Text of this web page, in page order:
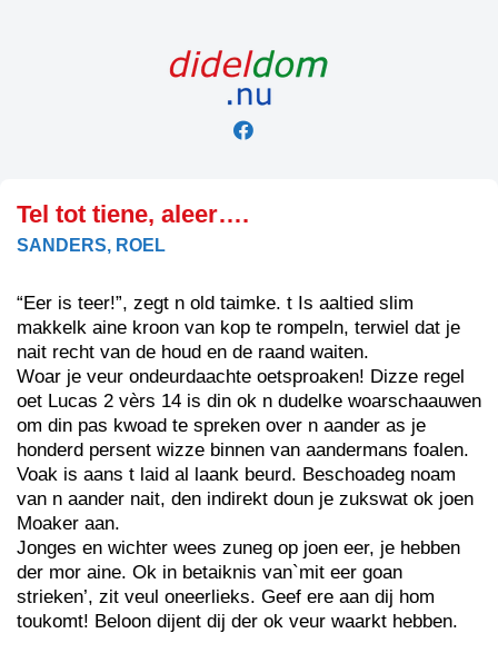
Tel tot tiene, aleer….
SANDERS, ROEL
“Eer is teer!”, zegt n old taimke. t Is aaltied slim
makkelk aine kroon van kop te rompeln, terwiel dat je
nait recht van de houd en de raand waiten.
Woar je veur ondeurdaachte oetsproaken! Dizze regel
oet Lucas 2 vèrs 14 is din ok n dudelke woarschaauwen
om din pas kwoad te spreken over n aander as je
honderd persent wizze binnen van aandermans foalen.
Voak is aans t laid al laank beurd. Beschoadeg noam
van n aander nait, den indirekt doun je zukswat ok joen
Moaker aan.
Jonges en wichter wees zuneg op joen eer, je hebben
der mor aine. Ok in betaiknis van`mit eer goan
strieken’, zit veul oneerlieks. Geef ere aan dij hom
toukomt! Beloon dijent dij der ok veur waarkt hebben.